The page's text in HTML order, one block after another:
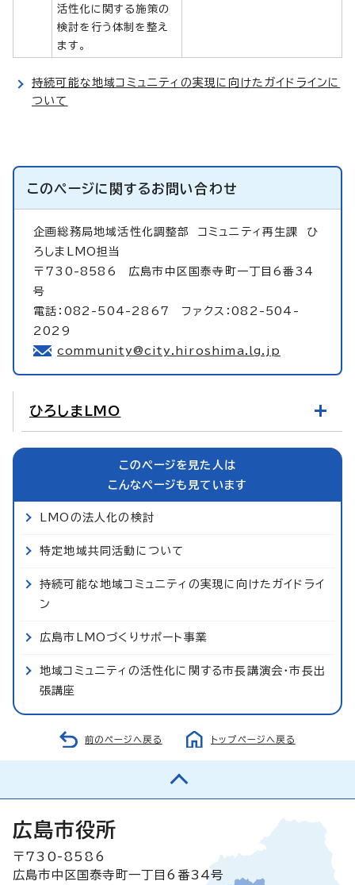
活性化に関する施策の
検討を行う体制を整え
ます。
持続可能な地域コミュニティの実現に向けたガイドラインに
ついて
このページに関するお問い合わせ
企画総務局地域活性化調整部 コミュニティ再生課 ひ
ろしまLMO担当
〒730-8586 広島市中区国泰寺町一丁目6番34
号
電話：082-504-2867 ファクス：082-504-
2029
community@city.hiroshima.lg.jp
ひろしまLMO
このページを見た人は
こんなページも見ています
LMOの法人化の検討
特定地域共同活動について
持続可能な地域コミュニティの実現に向けたガイドライ
ン
広島市LMOづくりサポート事業
地域コミュニティの活性化に関する市長講演会・市長出
張講座
前のページへ戻る トップページへ戻る
広島市役所
〒730-8586
広島市中区国泰寺町一丁目6番34号